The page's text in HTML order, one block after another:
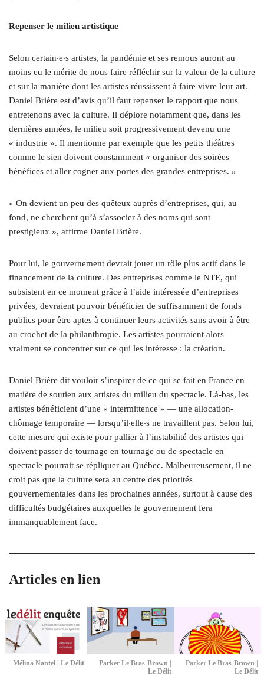
Repenser le milieu artistique
Selon certain‧e‧s artistes, la pandémie et ses remous auront au
moins eu le mérite de nous faire réfléchir sur la valeur de la culture
et sur la manière dont les artistes réussissent à faire vivre leur art.
Daniel Brière est d’avis qu’il faut repenser le rapport que nous
entretenons avec la culture. Il déplore notamment que, dans les
dernières années, le milieu soit progressivement devenu une
« industrie ». Il mentionne par exemple que les petits théâtres
comme le sien doivent constamment « organiser des soirées
bénéfices et aller cogner aux portes des grandes entreprises. »
« On devient un peu des quêteux auprès d’entreprises, qui, au
fond, ne cherchent qu’à s’associer à des noms qui sont
prestigieux », affirme Daniel Brière.
Pour lui, le gouvernement devrait jouer un rôle plus actif dans le
financement de la culture. Des entreprises comme le NTE, qui
subsistent en ce moment grâce à l’aide intéressée d’entreprises
privées, devraient pouvoir bénéficier de suffisamment de fonds
publics pour être aptes à continuer leurs activités sans avoir à être
au crochet de la philanthropie. Les artistes pourraient alors
vraiment se concentrer sur ce qui les intéresse : la création.
Daniel Brière dit vouloir s’inspirer de ce qui se fait en France en
matière de soutien aux artistes du milieu du spectacle. Là-bas, les
artistes bénéficient d’une « intermittence » — une allocation-
chômage temporaire — lorsqu’il‧elle‧s ne travaillent pas. Selon lui,
cette mesure qui existe pour pallier à l’instabilité des artistes qui
doivent passer de tournage en tournage ou de spectacle en
spectacle pourrait se répliquer au Québec. Malheureusement, il ne
croit pas que la culture sera au centre des priorités
gouvernementales dans les prochaines années, surtout à cause des
difficultés budgétaires auxquelles le gouvernement fera
immanquablement face.
Articles en lien
Mélina Nantel | Le Délit
Parker Le Bras-Brown |
Le Délit
Parker Le Bras-Brown |
Le Délit